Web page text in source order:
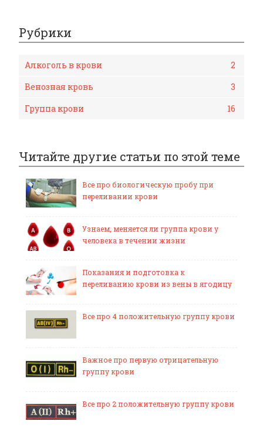
Рубрики
Алкоголь в крови
2
Венозная кровь
3
Группа крови
16
Читайте другие статьи по этой теме
Все про биологическую пробу при
переливании крови
Узнаем, меняется ли группа крови у
человека в течении жизни
Показания и подготовка к
переливанию крови из вены в ягодицу
Все про 4 положительную группу крови
Важное про первую отрицательную
группу крови
Все про 2 положительную группу крови